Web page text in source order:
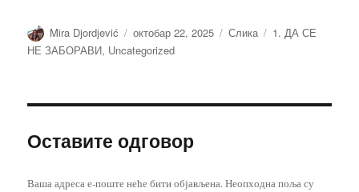
Аутор
Mira Djordjević Објављено
октобар 22, 2025 Облик
Слика Категорије
1. ДА СЕ
НЕ ЗАБОРАВИ, Uncategorized
Оставите одговор
Ваша адреса е-поште неће бити објављена.Неопходна поља су